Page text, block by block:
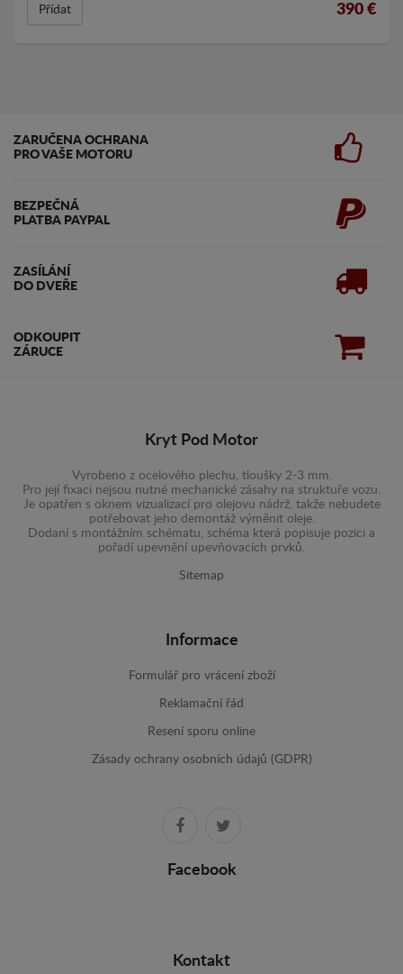
Přídat 390 €
ZARUČENA OCHRANA
PRO VAŠE MOTORU
BEZPEČNÁ
PLATBA PAYPAL
ZASÍLÁNÍ
DO DVEŘE
ODKOUPIT
ZÁRUCE
Kryt Pod Motor
Vyrobeno z ocelového plechu, tloušky 2-3 mm.
Pro její fixaci nejsou nutné mechanické zásahy na struktuře vozu.
Je opatřen s oknem vizualizací pro olejovu nádrž, takže nebudete
potřebovat jeho demontáž výměnit oleje.
Dodaní s montážním schématu, schéma která popisuje pozici a
pořadí upevnění upevňovacích prvků.
Sitemap
Informace
Formulář pro vrácení zboží
Reklamační řád
Resení sporu online
Zásady ochrany osobních údajů (GDPR)
Facebook
Kontakt